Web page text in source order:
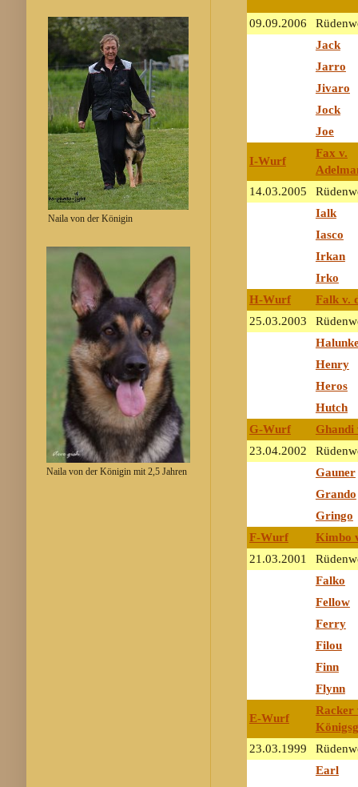
09.09.2006
Jack
Jarro
Jivaro
Jock
Joe
I-Wurf
Fax v.
14.03.2005
Ialk
Iasco
Irkan
Irko
H-Wurf
Falk v.
25.03.2003
Henry
Heros
Hutch
G-Wurf
23.04.2002
Gauner
Grando
Gringo
F-Wurf
Kimbo
21.03.2001
Falko
Fellow
Ferry
Filou
Finn
Flynn
E-Wurf
Racker
23.03.1999
Earl
Naila von der Königin
Naila von der Königin mit 2,5 Jahren